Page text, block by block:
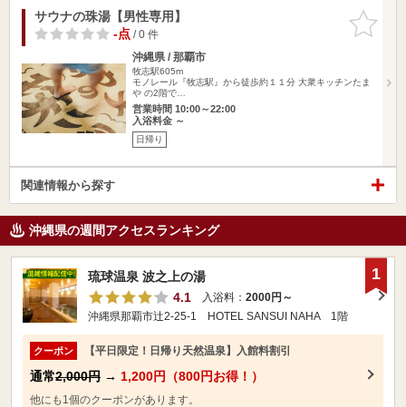
お気に入
りに追加
サウナの珠湯【男性専用】
-点/ 0 件
沖縄県 / 那覇市
牧志駅605m
モノレール『牧志駅』から徒歩約１１分 大衆キッチンたま
や の2階で…
営業時間 10:00～22:00
入浴料金 ～
日帰り
関連情報から探す
沖縄県の週間アクセスランキング
琉球温泉 波之上の湯
4.1
入浴料： 2000円～
沖縄県那覇市辻2-25-1 HOTEL SANSUI NAHA 1階
クーポン 【平日限定！日帰り天然温泉】入館料割引
通常2,000円 → 1,200円（800円お得！）
他にも1個のクーポンがあります。
1